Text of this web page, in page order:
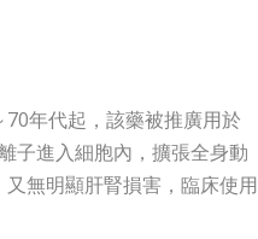
年代起，該藥被推廣用於
子進入細胞內，擴張全身動
無明顯肝腎損害，臨床使用